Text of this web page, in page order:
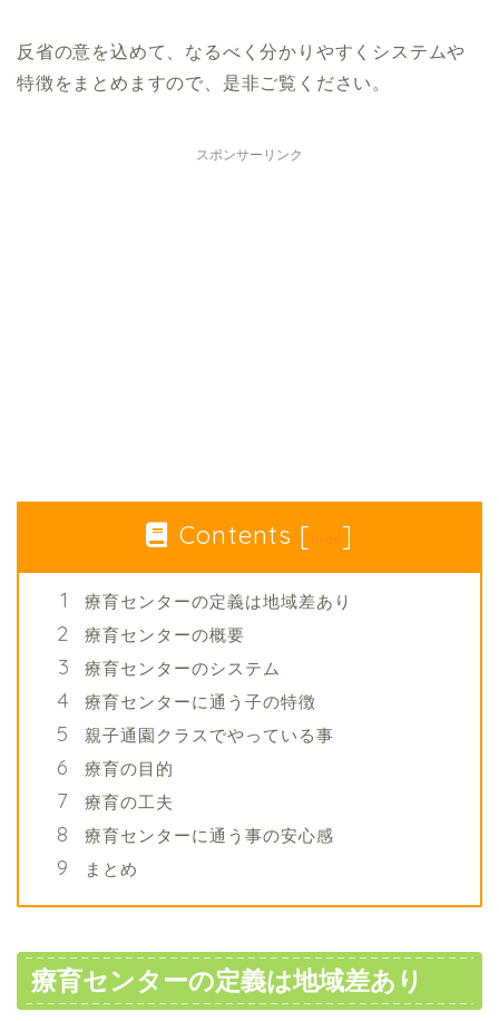
反省の意を込めて、なるべく分かりやすくシステムや
特徴をまとめますので、是非ご覧ください。
スポンサーリンク
Contents [ hide ]
療育センターの定義は地域差あり
療育センターの概要
療育センターのシステム
療育センターに通う子の特徴
親子通園クラスでやっている事
療育の目的
療育の工夫
療育センターに通う事の安心感
まとめ
療育センターの定義は地域差あり